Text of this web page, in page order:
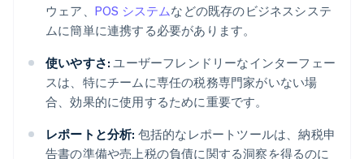
ウェア、 POS システムなどの既存のビジネスシステ
ムに簡単に連携する必要があります。
使いやすさ: ユーザーフレンドリーなインターフェー
スは、特にチームに専任の税務専門家がいない場
合、効果的に使用するために重要です。
レポートと分析: 包括的なレポートツールは、納税申
告書の準備や売上税の負債に関する洞察を得るのに